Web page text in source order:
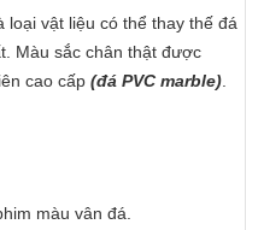
loại vật liệu có thể thay thế đá
Màu sắc chân thật được
cao cấp (đá PVC marble)
màu vân đá.